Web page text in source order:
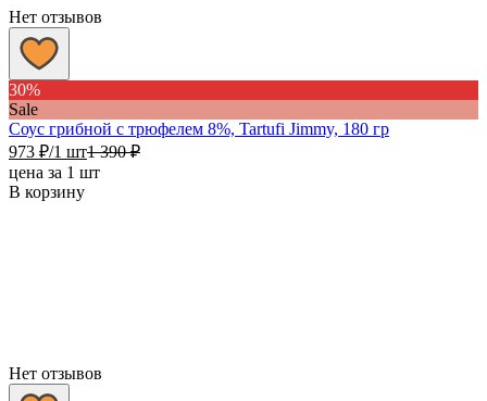
Нет отзывов
30%
Sale
Соус грибной c трюфелем 8%, Tartufi Jimmy, 180 гр
973 ₽/1 шт1 390₽
цена за 1 шт
В корзину
Нет отзывов